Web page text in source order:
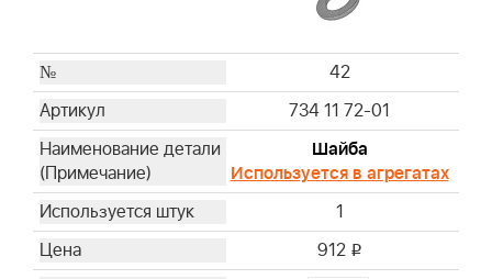
42
734 11 72-01
Шайба
Используется в агрегатах
1
912 i